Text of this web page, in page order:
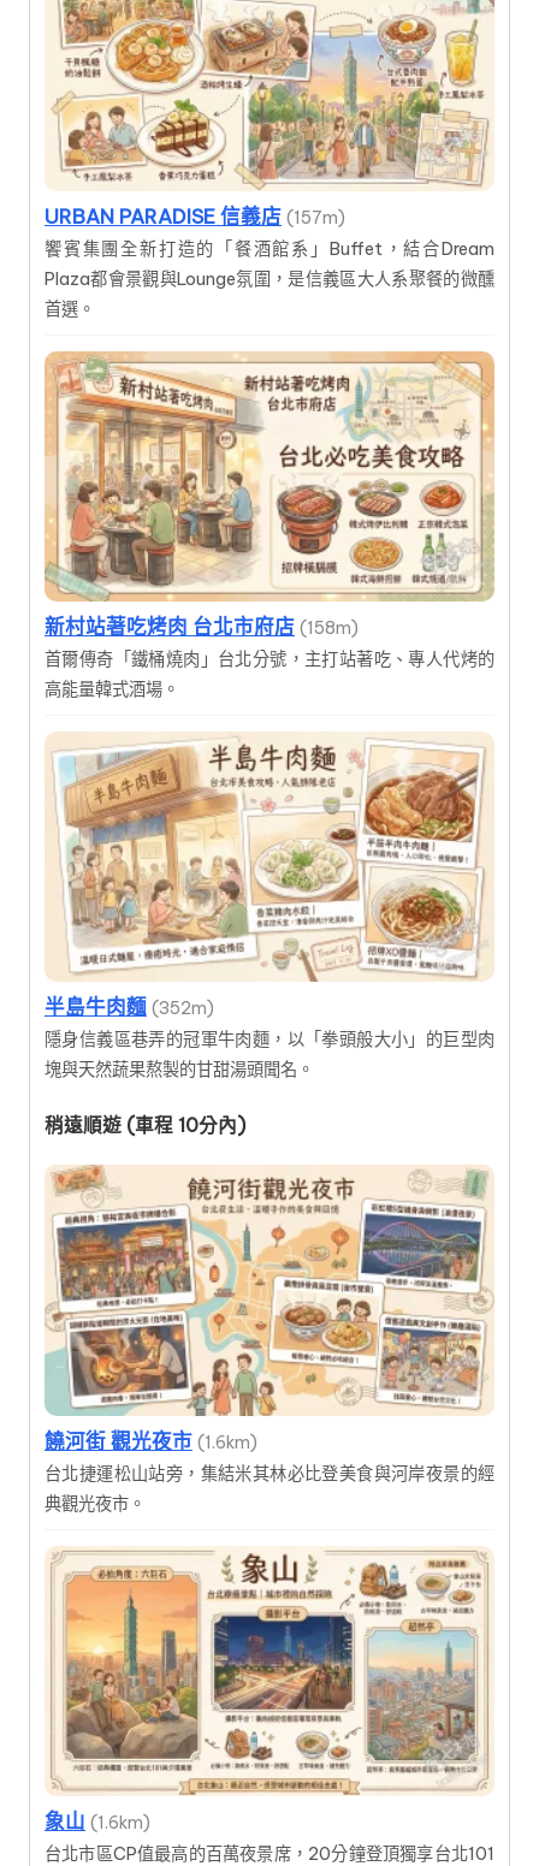
URBAN PARADISE 信義店 (157m)
饗賓集團全新打造的「餐酒館系」Buffet，結合Dream
Plaza都會景觀與Lounge氛圍，是信義區大人系聚餐的微醺
首選。
新村站著吃烤肉 台北市府店 (158m)
首爾傳奇「鐵桶燒肉」台北分號，主打站著吃、專人代烤的
高能量韓式酒場。
半島牛肉麵 (352m)
隱身信義區巷弄的冠軍牛肉麵，以「拳頭般大小」的巨型肉
塊與天然蔬果熬製的甘甜湯頭聞名。
稍遠順遊 (車程 10分內)
饒河街 觀光夜市 (1.6km)
台北捷運松山站旁，集結米其林必比登美食與河岸夜景的經
典觀光夜市。
象山 (1.6km)
台北市區CP值最高的百萬夜景席，20分鐘登頂獨享台北101